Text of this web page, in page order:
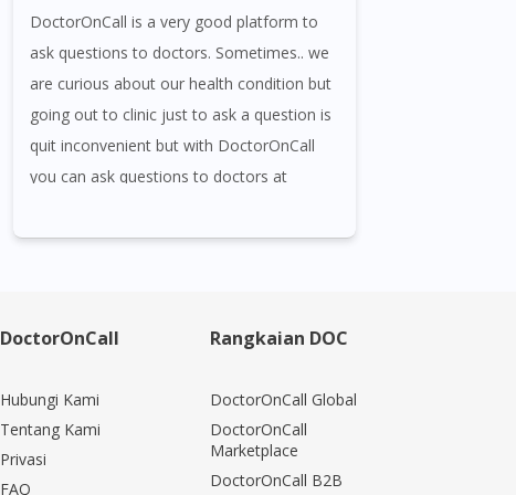
DoctorOnCall is a very good platform to
ask questions to doctors. Sometimes.. we
are curious about our health condition but
going out to clinic just to ask a question is
quit inconvenient but with DoctorOnCall
you can ask questions to doctors at
DoctorOnCall
Hubungi Kami
Tentang Kami
Privasi
FAQ
Rangkaian DOC
DoctorOnCall Global
DoctorOnCall
Marketplace
DoctorOnCall B2B